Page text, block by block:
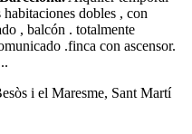
dobles , con
, balcón . totalmente
.finca con ascensor.